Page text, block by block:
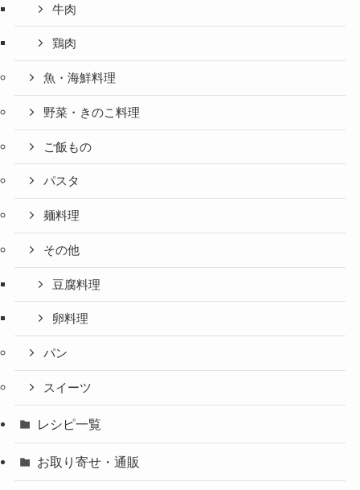
牛肉
鶏肉
魚・海鮮料理
野菜・きのこ料理
ご飯もの
パスタ
麺料理
その他
豆腐料理
卵料理
パン
スイーツ
レシピ一覧
お取り寄せ・通販